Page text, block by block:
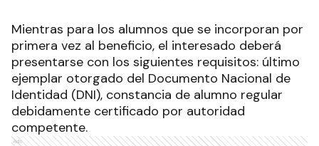
Mientras para los alumnos que se incorporan por
primera vez al beneficio, el interesado deberá
presentarse con los siguientes requisitos: último
ejemplar otorgado del Documento Nacional de
Identidad (DNI), constancia de alumno regular
debidamente certificado por autoridad
competente.
Ads